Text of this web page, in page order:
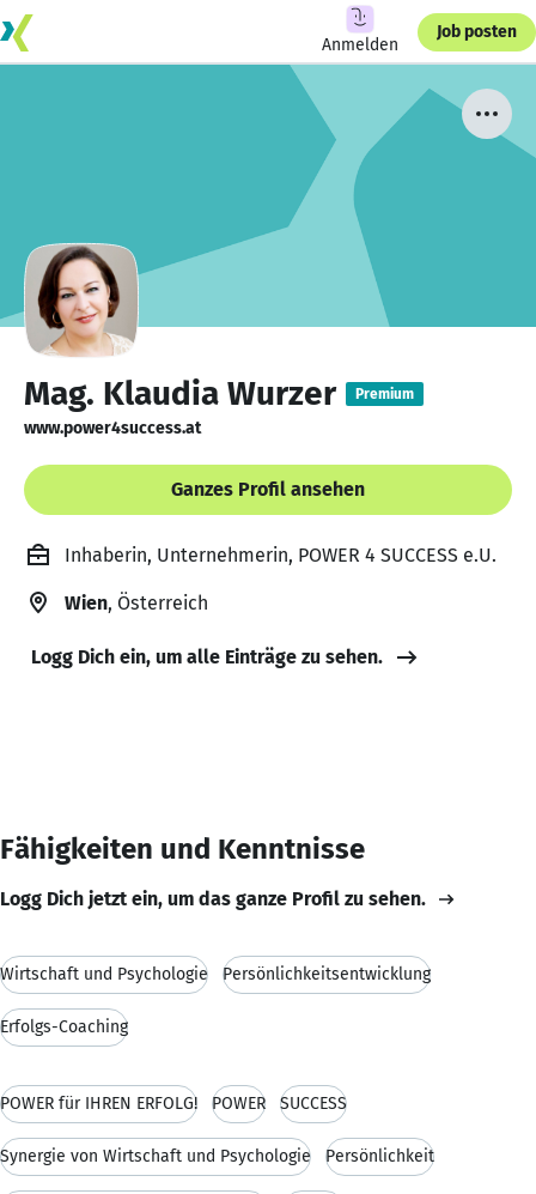
Anmelden
Job posten
Mag. Klaudia Wurzer Premium
www.power4success.at
Ganzes Profil ansehen
Inhaberin, Unternehmerin, POWER 4 SUCCESS e.U.
Wien, Österreich
Logg Dich ein, um alle Einträge zu sehen.
Fähigkeiten und Kenntnisse
Logg Dich jetzt ein, um das ganze Profil zu sehen.
Wirtschaft und Psychologie Persönlichkeitsentwicklung
Erfolgs-Coaching
POWER für IHREN ERFOLG! POWER SUCCESS
Synergie von Wirtschaft und Psychologie Persönlichkeit